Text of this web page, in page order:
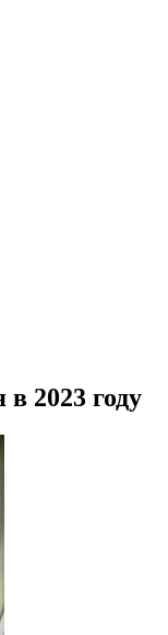
2023 году